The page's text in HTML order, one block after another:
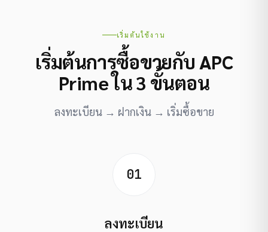
เริ่มต้นใช้งาน
เริ่มต้นการซื้อขายกับ APC
Prime ใน 3 ขั้นตอน
ลงทะเบียน → ฝากเงิน → เริ่มซื้อขาย
01
ลงทะเบียน